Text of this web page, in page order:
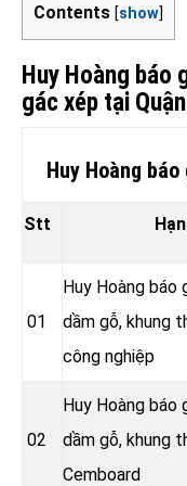
Contents [show]
Huy Hoàng báo
gác xép tại
Huy Hoàng
Stt
01
Huy Hoàng báo
dầm gỗ, khung
công nghiệp
02
Huy Hoàng báo
dầm gỗ, khung
Cemboard